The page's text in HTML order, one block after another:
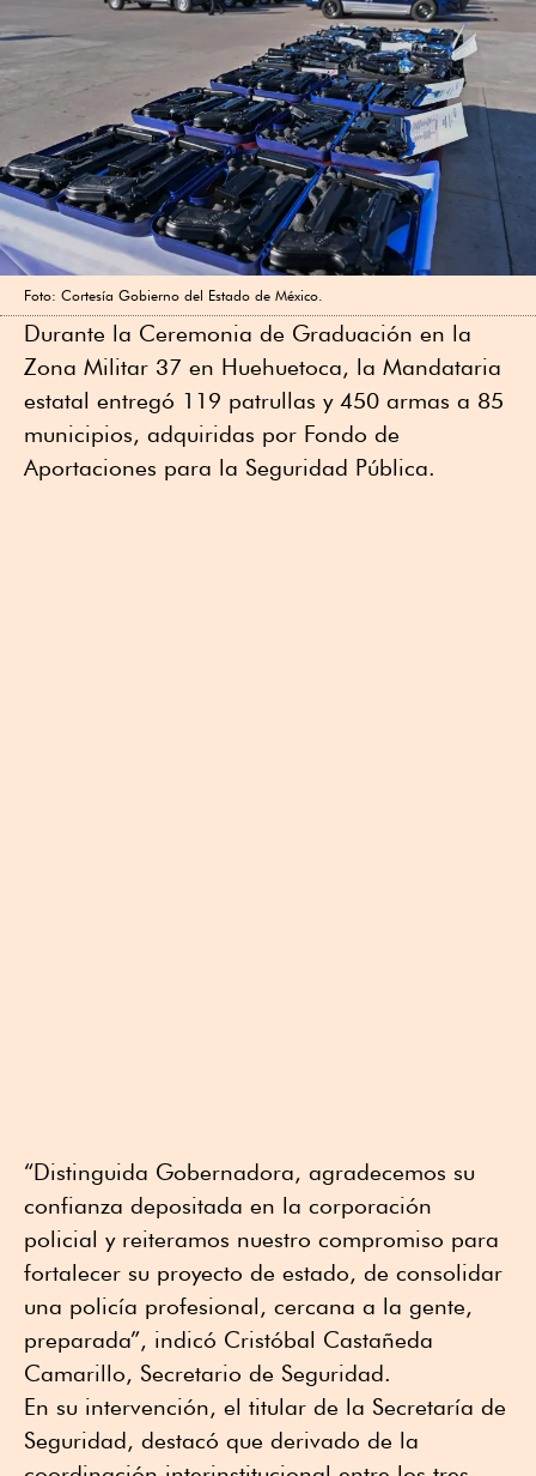
Foto: Cortesía Gobierno del Estado de México.
Durante la Ceremonia de Graduación en la
Zona Militar 37 en Huehuetoca, la Mandataria
estatal entregó 119 patrullas y 450 armas a 85
municipios, adquiridas por Fondo de
Aportaciones para la Seguridad Pública.
“Distinguida Gobernadora, agradecemos su
confianza depositada en la corporación
policial y reiteramos nuestro compromiso para
fortalecer su proyecto de estado, de consolidar
una policía profesional, cercana a la gente,
preparada”, indicó Cristóbal Castañeda
Camarillo, Secretario de Seguridad.
En su intervención, el titular de la Secretaría de
Seguridad, destacó que derivado de la